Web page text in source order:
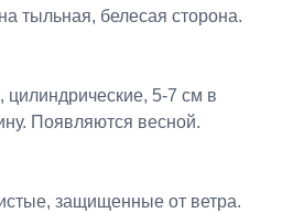
тыльная, белесая сторона.
5-7 см в
Появляются весной.
защищенные от ветра.